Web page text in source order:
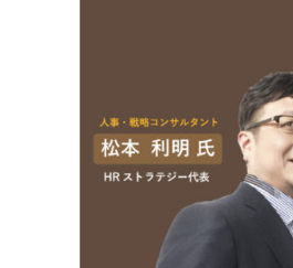
AI人材育成：次世代トップセー
ルス育成
営業担当者のAI活用力を高め、成
約率向上を実現
AI人材育成：ビジネスライティ
ISO認証取得済み。最高水準のセキュ